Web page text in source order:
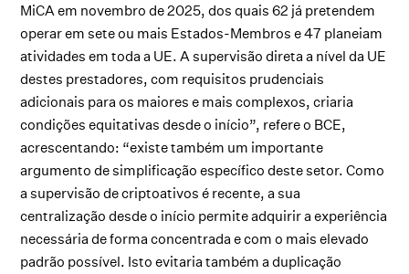
MiCA em novembro de 2025, dos quais 62 já pretendem
operar em sete ou mais Estados-Membros e 47 planeiam
atividades em toda a UE. A supervisão direta a nível da UE
destes prestadores, com requisitos prudenciais
adicionais para os maiores e mais complexos, criaria
condições equitativas desde o início”, refere o BCE,
acrescentando: “existe também um importante
argumento de simplificação específico deste setor. Como
a supervisão de criptoativos é recente, a sua
centralização desde o início permite adquirir a experiência
necessária de forma concentrada e com o mais elevado
padrão possível. Isto evitaria também a duplicação